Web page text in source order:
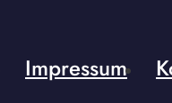
Impressum